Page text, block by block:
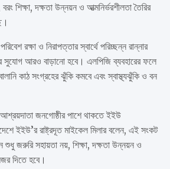
শিক্ষা, দক্ষতা উন্নয়ন ও আত্মনির্ভরশীলতা তৈরির
রক্ষা ও নিরাপত্তার স্বার্থে পরিচ্ছন্ন রান্নার
সুযোগ আরও বাড়ানো হবে। এলপিজি ব্যবহারের ফলে
কাঠ সংগ্রহের ঝুঁকি কমবে এবং স্বাস্থ্যঝুঁকি ও বন
ও আশ্রয়দাতা জনগোষ্ঠীর পাশে থাকতে ইইউ
ইইউ’র রাষ্ট্রদূত মাইকেল মিলার বলেন, এই সংকট
শুধু জরুরি সহায়তা নয়, শিক্ষা, দক্ষতা উন্নয়ন ও
দিতে হবে।